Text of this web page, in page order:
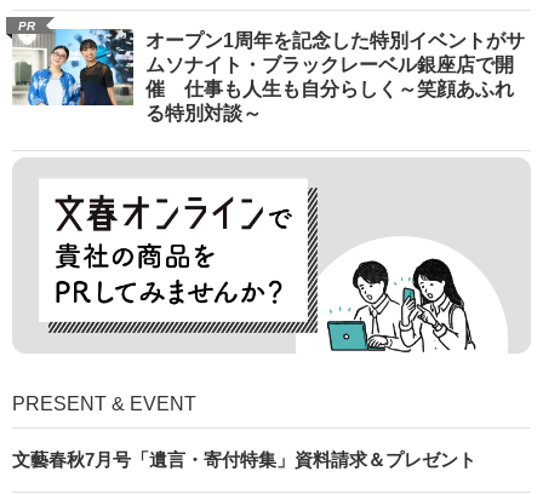
PR
オープン1周年を記念した特別イベントがサ
ムソナイト・ブラックレーベル銀座店で開
催 仕事も人生も自分らしく～笑顔あふれ
る特別対談～
PRESENT & EVENT
文藝春秋7月号「遺言・寄付特集」資料請求＆プレゼント